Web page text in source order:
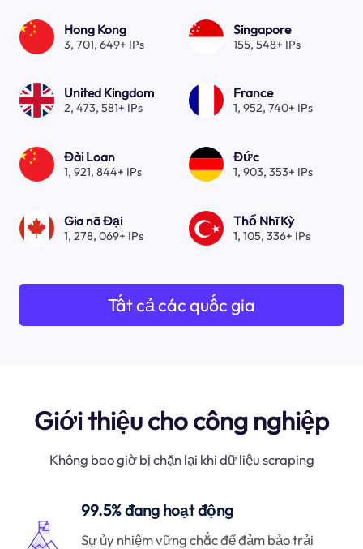
Hong Kong
3, 701, 649+ IPs
Singapore
155, 548+ IPs
United Kingdom
2, 473, 581+ IPs
France
1, 952, 740+ IPs
Đài Loan
1, 921, 844+ IPs
Đức
1, 903, 353+ IPs
Gia nã Đại
1, 278, 069+ IPs
Thổ Nhĩ Kỳ
1, 105, 336+ IPs
Tất cả các quốc gia
Giới thiệu cho công nghiệp
Không bao giờ bị chặn lại khi dữ liệu scraping
99.5% đang hoạt động
Sự ủy nhiệm vững chắc để đảm bảo trải